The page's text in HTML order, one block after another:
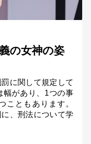
の女神の姿
に関して規定して
幅があり、1つの事
こともあります。
、刑法について学